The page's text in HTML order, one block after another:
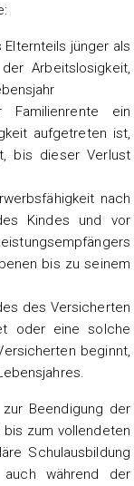
jünger als
Arbeitslosigkeit,
ein
aufgetreten ist,
bis dieser Verlust
nach
Kindes und vor
bis zu seinem
des Versicherten
oder eine solche
beginnt,
Beendigung der
zum vollendeten
Schulausbildung
auch während der